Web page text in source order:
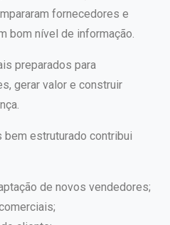
fornecedores e
bom nível de informação.
preparados para
gerar valor e construir
bem estruturado contribui
de novos vendedores;